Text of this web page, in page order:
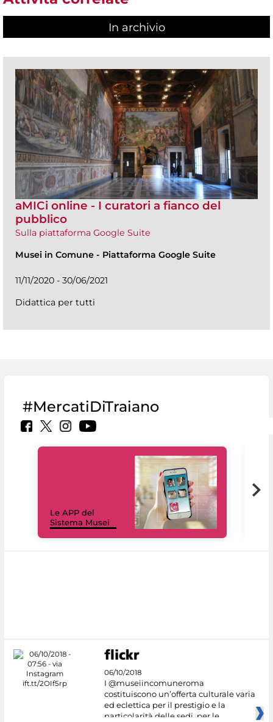
In archivio
aMICi online - I curatori a fianco del
pubblico
Sulla piattaforma Google Suite
Musei in Comune - Piattaforma Google Suite
11/11/2020 - 30/06/2021
Didattica per tutti
#MercatiDiTraiano
Le APP del
Sistema Musei
06/10/2018
I @museiincomuneroma
costituiscono un’offerta culturale varia
ed eclettica per il prestigio e la
particolarità delle sedi, per le